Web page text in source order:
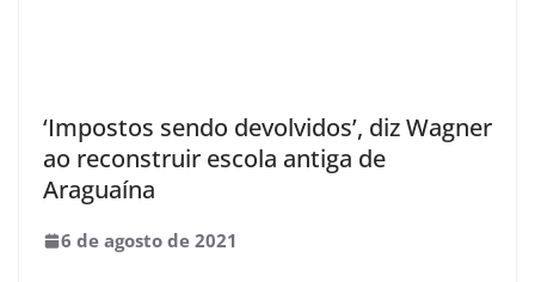
‘Impostos sendo devolvidos’, diz Wagner
ao reconstruir escola antiga de
Araguaína
6 de agosto de 2021